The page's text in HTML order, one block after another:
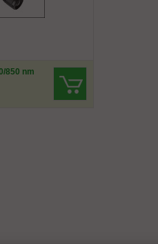
850 nm